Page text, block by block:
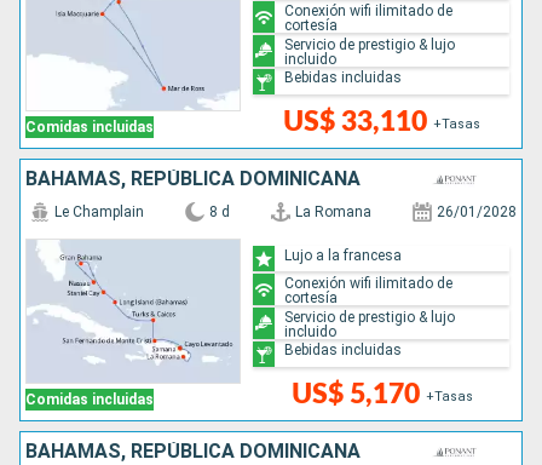
Comidas incluidas US$ 33,110 +Tasas
Conexión wifi ilimitado de
cortesía
Servicio de prestigio & lujo
incluido
Bebidas incluidas
BAHAMAS, REPÚBLICA DOMINICANA
Comidas incluidas
Le Champlain 8 d La Romana 26/01/2028
US$ 5,170 +Tasas
Lujo a la francesa
Conexión wifi ilimitado de
cortesía
Servicio de prestigio & lujo
incluido
Bebidas incluidas
BAHAMAS, REPÚBLICA DOMINICANA